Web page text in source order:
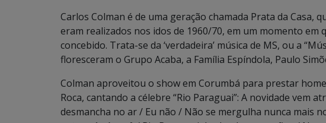
Carlos Colman é de uma geração chamada Prata da Casa,
eram realizados nos idos de 1960/70, em um momento em
concebido. Trata-se da ‘verdadeira’ música de MS, ou a
floresceram o Grupo Acaba, a Família Espíndola, Paulo
Colman aproveitou o show em Corumbá para prestar
Roca, cantando a célebre “Rio Paraguai”: A novidade vem
desmancha no ar / Eu não / Não se mergulha nunca mais